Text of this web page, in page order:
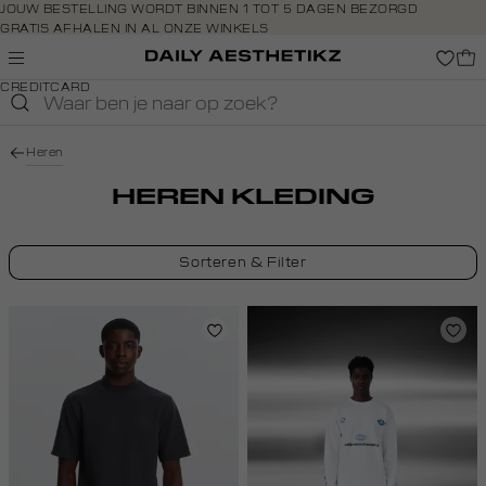
Navigeer
direct naar
de
Open de
direct
JOUW BESTELLING WORDT BINNEN 1 TOT 5 DAGEN BEZORGD
GRATIS AFHALEN IN AL ONZE WINKELS
GRATIS RETOURNEREN BINNEN 14 DAGEN IN DE WINKEL
BETAAL ZOALS JIJ WILT: O.A. BANCONTACT, RIVERTY, APPLE PAY &
CREDITCARD
Heren
HEREN KLEDING
Sorteren & Filter